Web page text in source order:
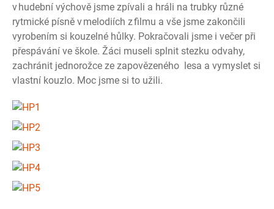
v hudební výchově jsme zpívali a hráli na trubky různé
rytmické písně v melodiích z filmu a vše jsme zakončili
vyrobením si kouzelné hůlky. Pokračovali jsme i večer při
přespávání ve škole. Žáci museli splnit stezku odvahy,
zachránit jednorožce ze zapovězeného lesa a vymyslet si
vlastní kouzlo. Moc jsme si to užili.